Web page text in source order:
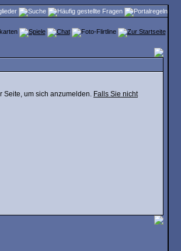
Seite, um sich anzumelden. Falls Sie nicht